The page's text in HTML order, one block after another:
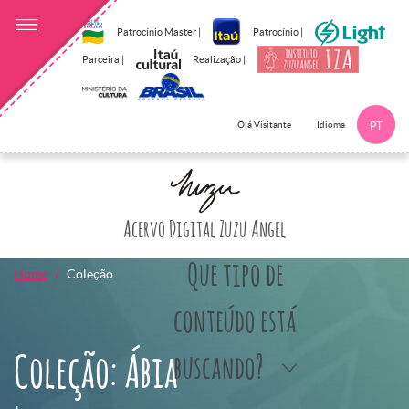
Patrocínio Master | Patrocínio |
Parceira | Realização |
Olá Visitante Idioma PT
Acervo Digital Zuzu Angel
Que tipo de
conteúdo está
buscando?
Home Coleção
Coleção: Ábia